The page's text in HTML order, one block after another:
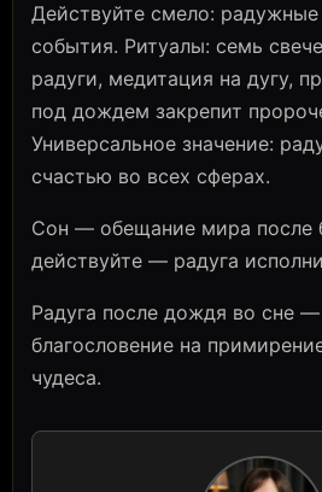
Действуйте смело:
события. Ритуалы: семь
радуги, медитация на дугу,
под дождем закрепит
Универсальное значение:
счастью во всех сферах.
Сон — обещание мира после
действуйте — радуга
Радуга после дождя во сне —
благословение на
чудеса.